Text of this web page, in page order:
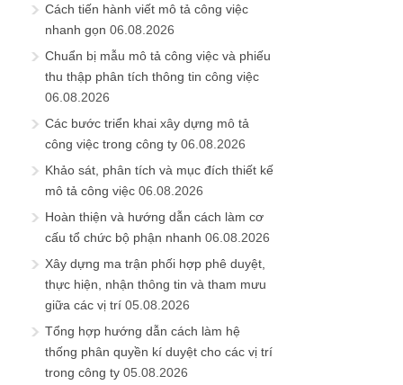
Cách tiến hành viết mô tả công việc
nhanh gọn 06.08.2026
Chuẩn bị mẫu mô tả công việc và phiếu
thu thập phân tích thông tin công việc
06.08.2026
Các bước triển khai xây dựng mô tả
công việc trong công ty 06.08.2026
Khảo sát, phân tích và mục đích thiết kế
mô tả công việc 06.08.2026
Hoàn thiện và hướng dẫn cách làm cơ
cấu tổ chức bộ phận nhanh 06.08.2026
Xây dựng ma trận phối hợp phê duyệt,
thực hiện, nhận thông tin và tham mưu
giữa các vị trí 05.08.2026
Tổng hợp hướng dẫn cách làm hệ
thống phân quyền kí duyệt cho các vị trí
trong công ty 05.08.2026